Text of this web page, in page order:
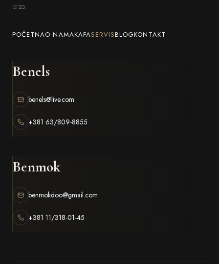
brzo.
POČETNAO NAMAKAFASERVISBLOGKONTAKT
Benels
benels@live.com
+381 63/809-8855
Benmok
benmokdoo@gmail.com
+381 11/318-01-45